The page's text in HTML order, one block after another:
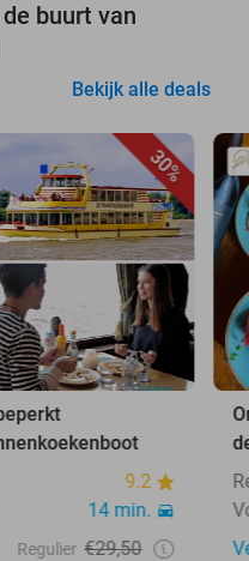
buurt van
Bekijk alle deals
30%
9.2
14 min.
Regulier €29,50